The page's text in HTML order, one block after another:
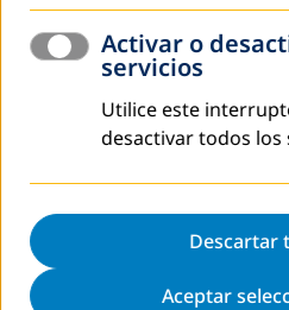
mayo 2023
Diplomado en Movilidad
Guatemala: FLACSO
Como parte del apoyo de DVV
del Valle de Guatemala (UVG),
Nacional para las Migraciones
Read more
Activar o
servicios
Utilice este
desactivar todos los
Descartar
Aceptar